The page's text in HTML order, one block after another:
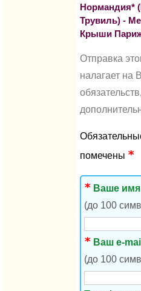
Нормандия*
Трувиль) -
Крыши
Отправка
налагает на
помечены
Ваше имя
(до 100
Ваш e-mail
(до 100